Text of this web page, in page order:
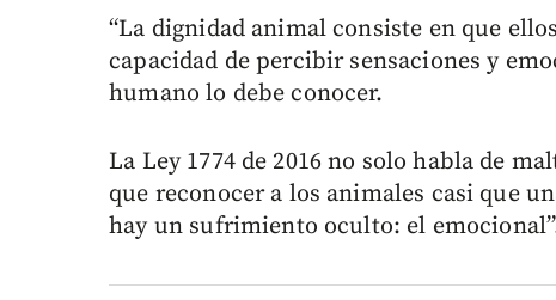
“La dignidad animal consiste en que
capacidad de percibir sensaciones y
humano lo debe conocer.
La Ley 1774 de 2016 no solo habla de
que reconocer a los animales casi que
hay un sufrimiento oculto: el